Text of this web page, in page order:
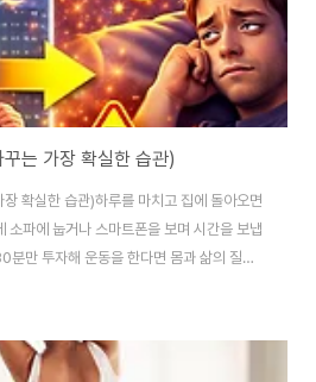
는 가장 확실한 습관)
확실한 습관)하루를 마치고 집에 돌아오면
소파에 눕거나 스마트폰을 보며 시간을 보냅
만 투자해 운동을 한다면 몸과 삶의 질은
람들이 운동은 아침에 해야 좋다고 생각하
이 더 현실적이고 효과적인 선택이 될 수 있
, 추천 루틴, 주의사항까지 실제로 도움이 되